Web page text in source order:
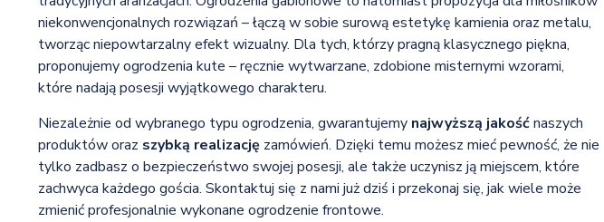
niekonwencjonalnych rozwiązań – łączą w sobie surową estetykę kamienia oraz metalu,
tworząc niepowtarzalny efekt wizualny. Dla tych, którzy pragną klasycznego piękna,
proponujemy ogrodzenia kute – ręcznie wytwarzane, zdobione misternymi wzorami,
które nadają posesji wyjątkowego charakteru.
Niezależnie od wybranego typu ogrodzenia, gwarantujemy najwyższą jakośćnaszych
produktów oraz szybką realizację zamówień. Dzięki temu możesz mieć pewność, że nie
tylko zadbasz o bezpieczeństwo swojej posesji, ale także uczynisz ją miejscem, które
zachwyca każdego gościa. Skontaktuj się z nami już dziś i przekonaj się, jak wiele może
zmienić profesjonalnie wykonane ogrodzenie frontowe.